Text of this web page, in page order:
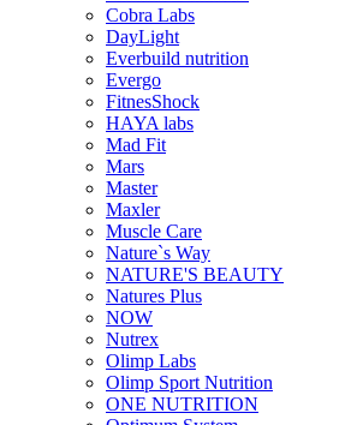
Cobra Labs
DayLight
Everbuild nutrition
Evergo
FitnesShock
HAYA labs
Mad Fit
Mars
Master
Maxler
Muscle Care
Nature`s Way
NATURE'S BEAUTY
Natures Plus
NOW
Nutrex
Olimp Labs
Olimp Sport Nutrition
ONE NUTRITION